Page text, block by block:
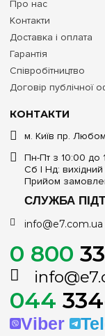
КОНТАКТИ
м. Київ пр.
Пн-Пт з 10:00 до
Сб | Нд: вихідний
Прийом
СЛУЖБА
info@e7.com.ua
0 800
044
Viber
Про нас
Контакти
Доставка і оплата
Гарантія
Співробітництво
Договір публічної